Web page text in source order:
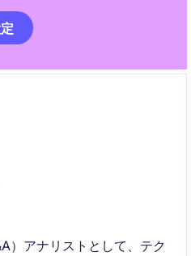
）アナリストとして、テク